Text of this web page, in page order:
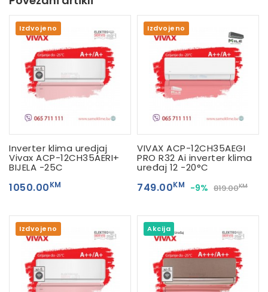
Izdvojeno
Inverter klima uredjaj
Vivax ACP-12CH35AERI+
BIJELA -25C
1050.00KM
Izdvojeno
VIVAX ACP-12CH35AEGI
PRO R32 Ai inverter klima
uređaj 12 -20°C
749.00KM -9% 819.00KM
Izdvojeno Akcija